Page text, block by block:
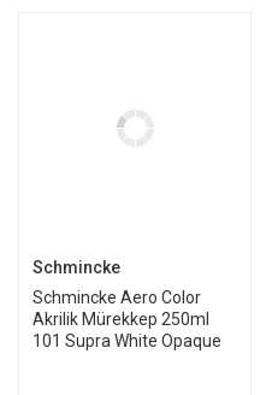
Schmincke
Schmincke Aero Color
Akrilik Mürekkep 250ml
101 Supra White Opaque